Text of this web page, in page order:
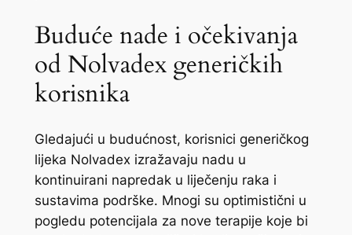
Buduće nade i očekivanja
od Nolvadex generičkih
korisnika
Gledajući u budućnost, korisnici generičkog
lijeka Nolvadex izražavaju nadu u
kontinuirani napredak u liječenju raka i
sustavima podrške. Mnogi su optimistični u
pogledu potencijala za nove terapije koje bi